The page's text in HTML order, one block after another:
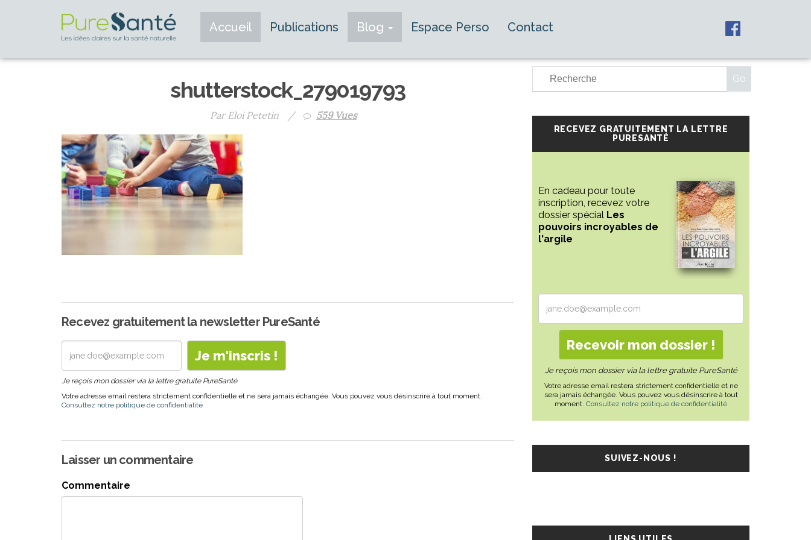
Accueil Publications Blog Espace Perso Contact
shutterstock_279019793
Par Eloi Petetin / 559 Vues
Recevez gratuitement la newsletter PureSanté
Je reçois mon dossier via la lettre gratuite PureSanté
Votre adresse email restera strictement confidentielle et ne sera jamais échangée. Vous pouvez vous désinscrire à tout moment.
Consultez notre politique de confidentialité
Laisser un commentaire
Commentaire
RECEVEZ GRATUITEMENT LA LETTRE
PURESANTÉ
En cadeau pour toute
inscription, recevez votre
dossier spécial Les
pouvoirs incroyables de
l'argile
Je reçois mon dossier via la lettre gratuite PureSanté
Votre adresse email restera strictement confidentielle et ne
sera jamais échangée. Vous pouvez vous désinscrire à tout
moment. Consultez notre politique de confidentialité
SUIVEZ-NOUS !